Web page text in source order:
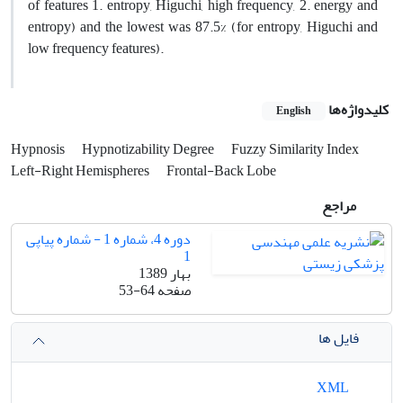
entropy) and the lowest was 87.5% (for entropy, Higuchi and
low frequency features).
کلیدواژه‌ها English
Hypnosis Hypnotizability Degree
Fuzzy Similarity Index
Left-Right Hemispheres
Frontal-Back Lobe
مراجع
دوره 4، شماره 1 - شماره پیاپی
1
بهار 1389
صفحه53-64
فایل ها